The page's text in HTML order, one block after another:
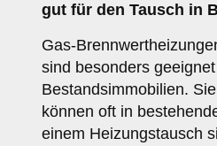
gut für den Tausch in
Gas-
sind besonders
Bestandsimmobilien.
können oft in
einem Heizungstausch